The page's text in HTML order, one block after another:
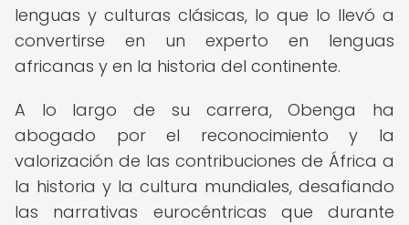
lenguas y culturas clásicas, lo que lo llevó a
convertirse en un experto en lenguas
africanas y en la historia del continente.
A lo largo de su carrera, Obenga ha
abogado por el reconocimiento y la
valorización de las contribuciones de África a
la historia y la cultura mundiales, desafiando
las narrativas eurocéntricas que durante